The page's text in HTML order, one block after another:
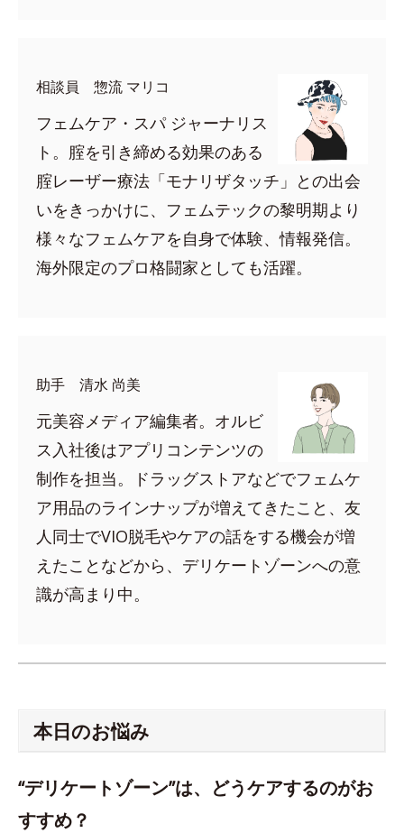
相談員 惣流 マリコ
フェムケア・スパ ジャーナリス
ト。腟を引き締める効果のある
腟レーザー療法「モナリザタッチ」との出会
いをきっかけに、フェムテックの黎明期より
様々なフェムケアを自身で体験、情報発信。
海外限定のプロ格闘家としても活躍。
助手 清水 尚美
元美容メディア編集者。オルビ
ス入社後はアプリコンテンツの
制作を担当。ドラッグストアなどでフェムケ
ア用品のラインナップが増えてきたこと、友
人同士でVIO脱毛やケアの話をする機会が増
えたことなどから、デリケートゾーンへの意
識が高まり中。
本日のお悩み
“デリケートゾーン”は、どうケアするのがお
すすめ？